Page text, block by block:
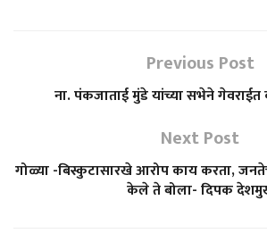
Previous Post
ना. पंकजाताई मुंडे यांच्या सभेने
Next Post
गोळ्या -बिस्कुटासारखे आरोप काय करता,
केले ते बोला- दिपक